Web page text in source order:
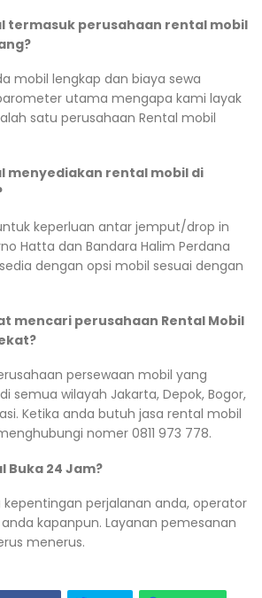
termasuk perusahaan rental mobil
mobil lengkap dan biaya sewa
utama mengapa kami layak
satu perusahaan Rental mobil
menyediakan rental mobil di
keperluan antar jemput/drop in
Hatta dan Bandara Halim Perdana
dengan opsi mobil sesuai dengan
mencari perusahaan Rental Mobil
persewaan mobil yang
semua wilayah Jakarta, Depok, Bogor,
Ketika anda butuh jasa rental mobil
nomer 0811 973 778.
Buka 24 Jam?
perjalanan anda, operator
kapanpun. Layanan pemesanan
menerus.